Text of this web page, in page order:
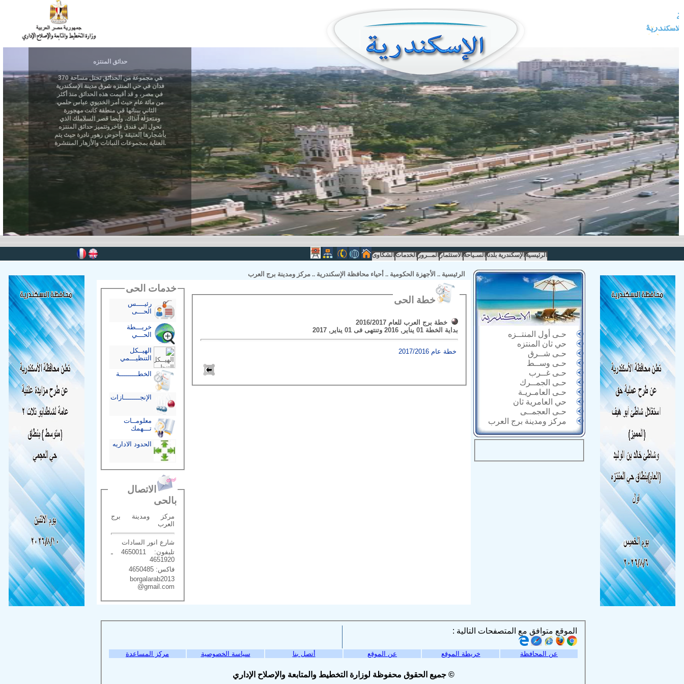
الرئيسية الإسكندرية بلدنا السـياحة الاستثمار المــرور الخدمات الشكاوى
حـى أول المنتــزه
حي ثان المنتزه
حـى شــرق
حـى وســط
حـى غــرب
حـى الجمــرك
حـى العامـريـة
حي العامرية ثان
حـى العجمــى
مركز ومدينة برج العرب
الرئيسية .. الأجهزة الحكومية .. أحياء محافظة الإسكندرية .. مركز ومدينة برج العرب
خطة الحى
خطة برج العرب للعام 2016/2017
بداية الخطة
وتنتهى فى
خطة عام 2017/2016
خدمات الحى
رئيــــس
الحـــى
خريـــطة
الحـــي
الهيــكل
التنظيـــمي
الخطـــــــــة
الإنجــــــــازات
معلومــات
تـــهمك
الحدود الاداريه
الاتصال
بالحى
مركز ومدينة برج
العرب
شارع انور السادات
تليفون: 4650011 ـ
4651920
فاكس: 4650485
borgalarab2013
@gmail.com
الموقع متوافق مع المتصفحات التالية :
عن المحافظة خريطة الموقع عن الموقع أتصل بنا سياسة الخصوصية مركز المساعدة
© جميع الحقوق محفوظة لوزارة التخطيط والمتابعة والإصلاح الإداري